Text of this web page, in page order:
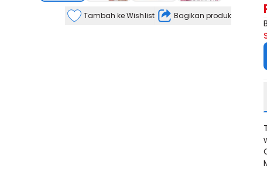
Tambah ke Wishlist Bagikan produk